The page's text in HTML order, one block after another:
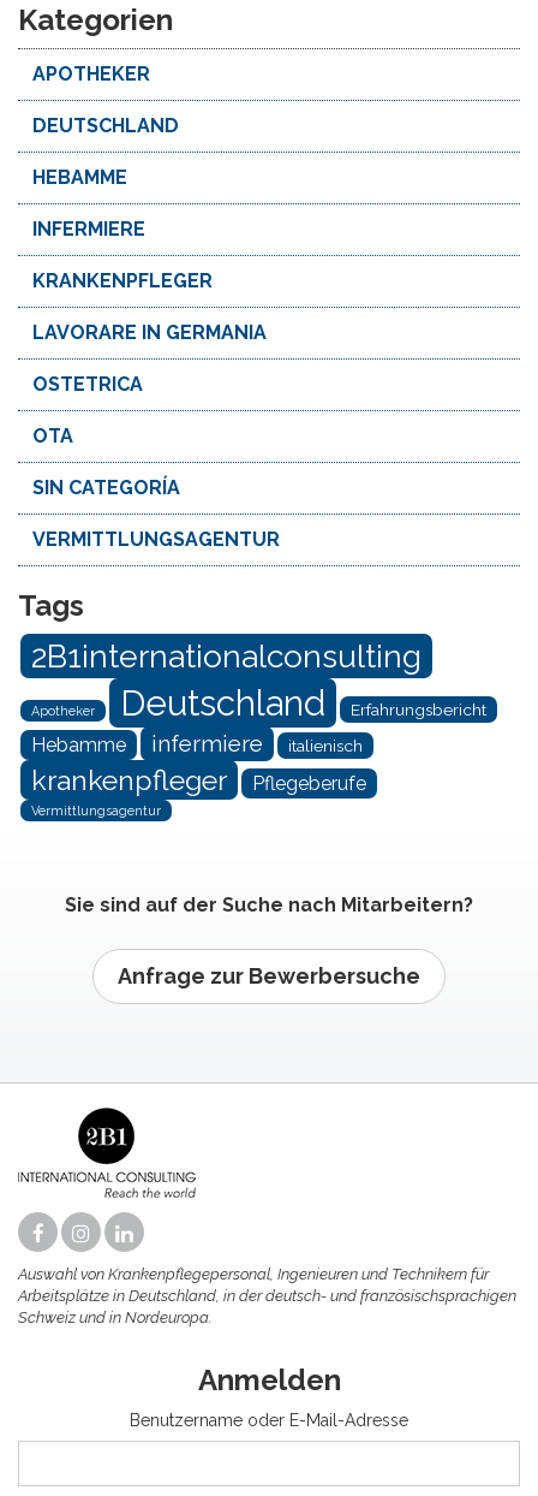
Kategorien
APOTHEKER
DEUTSCHLAND
HEBAMME
INFERMIERE
KRANKENPFLEGER
LAVORARE IN GERMANIA
OSTETRICA
OTA
SIN CATEGORÍA
VERMITTLUNGSAGENTUR
Tags
2B1internationalconsulting
Apotheker Deutschland Erfahrungsbericht
Hebamme infermiere italienisch
krankenpfleger Pflegeberufe
Vermittlungsagentur
Sie sind auf der Suche nach Mitarbeitern?
Anfrage zur Bewerbersuche
Auswahl von Krankenpflegepersonal, Ingenieuren und Technikern für
Arbeitsplätze in Deutschland, in der deutsch- und französischsprachigen
Schweiz und in Nordeuropa.
Anmelden
Benutzername oder E-Mail-Adresse